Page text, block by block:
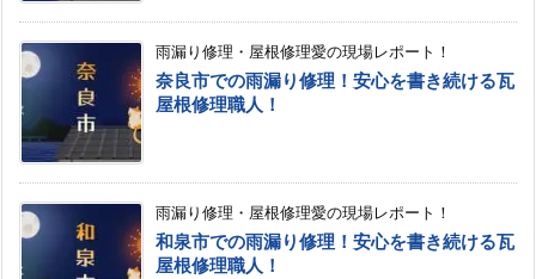
雨漏り修理・屋根修理愛の現場レポート！
奈良市での雨漏り修理！安心を書き続ける瓦
屋根修理職人！
雨漏り修理・屋根修理愛の現場レポート！
和泉市での雨漏り修理！安心を書き続ける瓦
屋根修理職人！